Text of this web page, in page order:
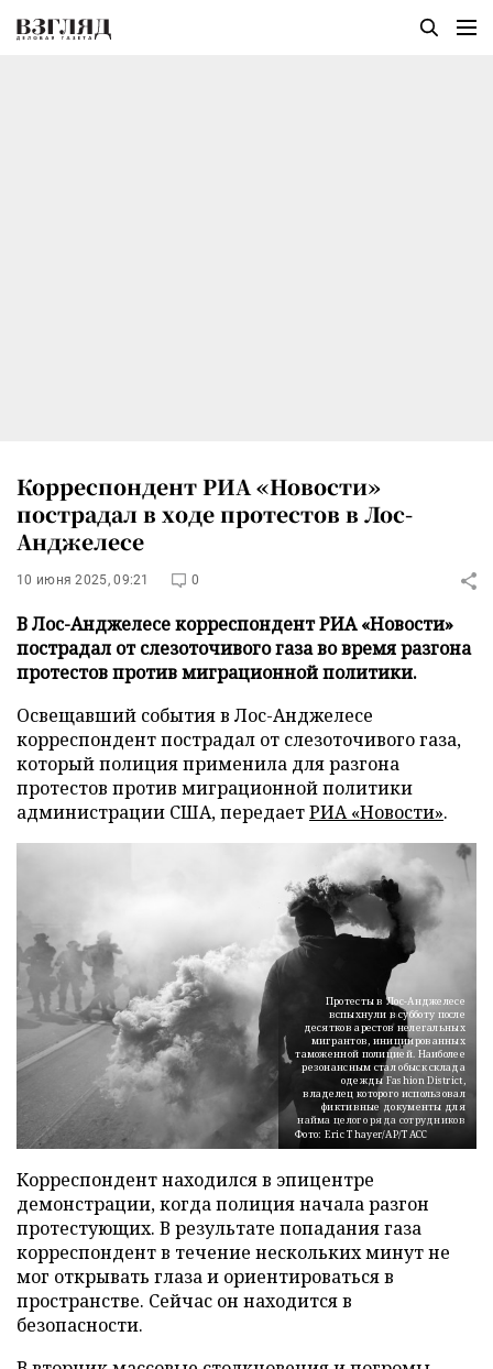
Корреспондент РИА «Новости»
пострадал в ходе протестов в Лос-
Анджелесе
10 июня 2025, 09:21 0
В Лос-Анджелесе корреспондент РИА «Новости»
пострадал от слезоточивого газа во время разгона
протестов против миграционной политики.
Освещавший события в Лос-Анджелесе
корреспондент пострадал от слезоточивого газа,
который полиция применила для разгона
протестов против миграционной политики
администрации США, передаетРИА «Новости».
Протесты в Лос-Анджелесе
вспыхнули в субботу после
десятков арестов нелегальных
мигрантов, инициированных
таможенной полицией. Наиболее
резонансным стал обыск склада
одежды Fashion District,
владелец которого использовал
фиктивные документы для
найма целого ряда сотрудников
Фото: Eric Thayer/AP/ТАСС
Корреспондент находился в эпицентре
демонстрации, когда полиция начала разгон
протестующих. В результате попадания газа
корреспондент в течение нескольких минут не
мог открывать глаза и ориентироваться в
пространстве. Сейчас он находится в
безопасности.